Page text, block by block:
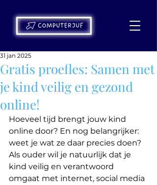
Gratis proefles: Samen met
je kind veilig en gezond
online!
31 jan 2025
Hoeveel tijd brengt jouw kind
online door? En nog belangrijker:
weet je wat ze daar precies doen?
Als ouder wil je natuurlijk dat je
kind veilig en verantwoord
omgaat met internet, social media